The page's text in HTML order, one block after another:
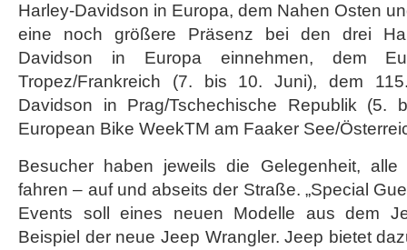
Harley-Davidson in Europa, dem Nahen Osten
eine noch größere Präsenz bei den drei
Davidson in Europa einnehmen, dem
Tropez/Frankreich (7. bis 10. Juni), dem
Davidson in Prag/Tschechische Republik
European Bike WeekTM am Faaker See/
Besucher haben jeweils die Gelegenheit,
fahren – auf und abseits der Straße. „Special
Events soll eines neuen Modelle aus dem
Beispiel der neue Jeep Wrangler. Jeep bietet